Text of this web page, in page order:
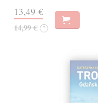
13,49 €
14,99 € ?